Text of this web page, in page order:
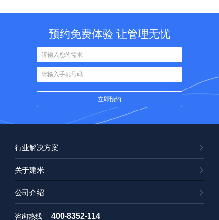
预约免费体验 让管理无忧
行业解决方案
关于建米
公司介绍
咨询热线 400-8352-114